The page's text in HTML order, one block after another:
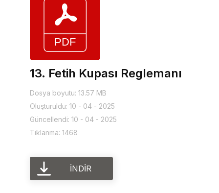
13. Fetih Kupası Reglemanı
Dosya boyutu: 13.57 MB
Oluşturuldu: 10 - 04 - 2025
Güncellendi: 10 - 04 - 2025
Tıklanma: 1468
İNDIR